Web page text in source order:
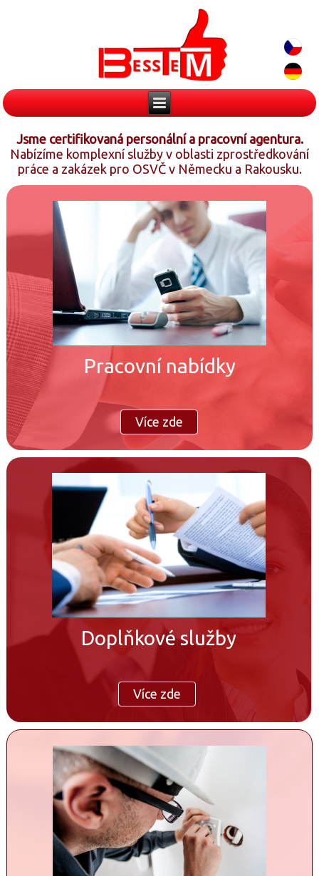
Jsme certifikovaná personální a pracovní agentura.
Nabízíme komplexní služby v oblasti zprostředkování
práce a zakázek pro OSVČ v Německu a Rakousku.
Pracovní nabídky
Více zde
Doplňkové služby
Více zde